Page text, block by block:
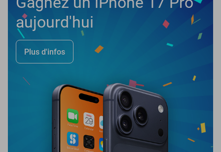
aujourd'hui
Plus d'infos